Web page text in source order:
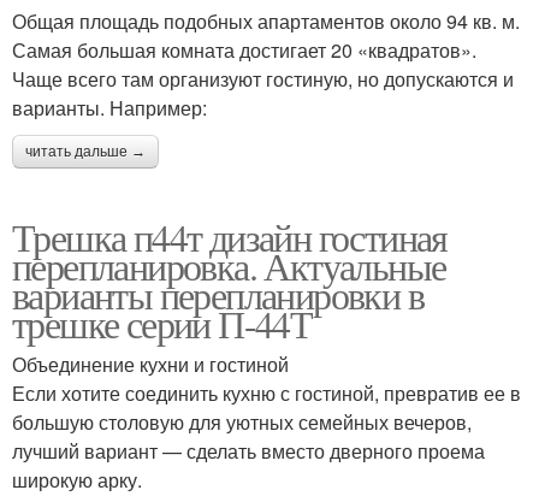
Общая площадь подобных апартаментов около 94 кв. м.
Самая большая комната достигает 20 «квадратов».
Чаще всего там организуют гостиную, но допускаются и
варианты. Например:
читать дальше →
Трешка п44т дизайн гостиная
перепланировка. Актуальные
варианты перепланировки в
трешке серии П-44Т
Объединение кухни и гостиной
Если хотите соединить кухню с гостиной, превратив ее в
большую столовую для уютных семейных вечеров,
лучший вариант — сделать вместо дверного проема
широкую арку.